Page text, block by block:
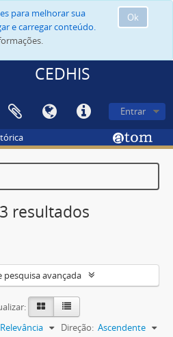
Ok
para melhorar sua
e carregar conteúdo.
CEDHIS
Entrar
resultados
pesquisa avançada
Relevância Direção: Ascendente